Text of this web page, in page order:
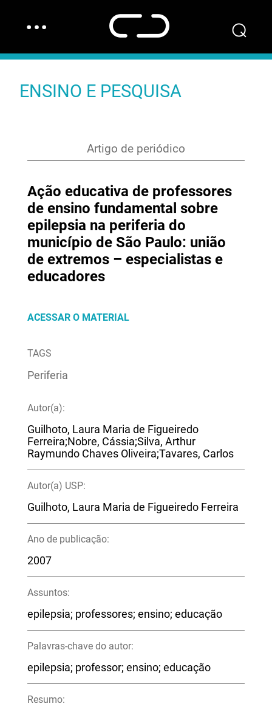
… ⌕
ENSINO E PESQUISA
Artigo de periódico
Ação educativa de professores
de ensino fundamental sobre
epilepsia na periferia do
município de São Paulo: união
de extremos – especialistas e
educadores
ACESSAR O MATERIAL
TAGS
Periferia
Autor(a):
Guilhoto, Laura Maria de Figueiredo
Ferreira;Nobre, Cássia;Silva, Arthur
Raymundo Chaves Oliveira;Tavares, Carlos
Autor(a) USP:
Guilhoto, Laura Maria de Figueiredo Ferreira
Ano de publicação:
2007
Assuntos:
epilepsia; professores; ensino; educação
Palavras-chave do autor:
epilepsia; professor; ensino; educação
Resumo: